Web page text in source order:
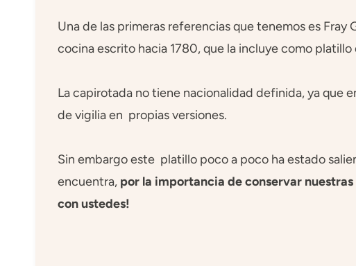
Una de las primeras referencias que tenemos es Fray
cocina escrito hacia 1780, que la incluye como platillo
La capirotada no tiene nacionalidad definida, ya que
de vigilia en propias versiones.
Sin embargo este platillo poco a poco ha estado
encuentra, por la importancia de conservar
con ustedes!